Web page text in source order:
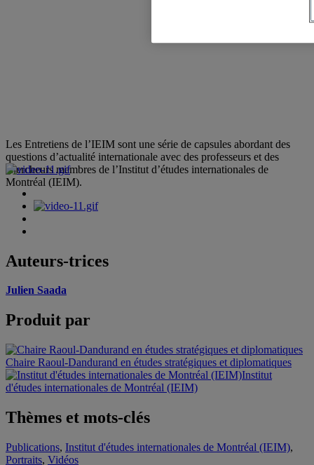
Les Entretiens de l’IEIM sont une série de capsules abordant des
questions d’actualité internationale avec des professeurs et des
chercheurs membres de l’Institut d’études internationales de
Montréal (IEIM).
Auteurs-trices
Julien Saada
Produit par
Chaire Raoul-Dandurand en études stratégiques et diplomatiques
Institut
d'études internationales de Montréal (IEIM)
Thèmes et mots-clés
Publications, Institut d'études internationales de Montréal (IEIM),
Portraits, Vidéos